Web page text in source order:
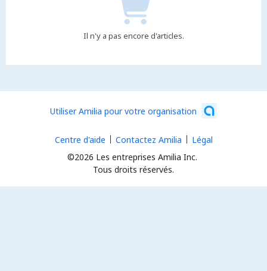
Il n'y a pas encore d'articles.
Utiliser Amilia pour votre organisation
©2026 Les entreprises Amilia Inc.
Tous droits réservés.
Centre d'aide Contactez Amilia Légal